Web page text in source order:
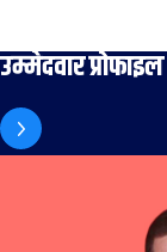
उम्मेदवार प्रोफाइल